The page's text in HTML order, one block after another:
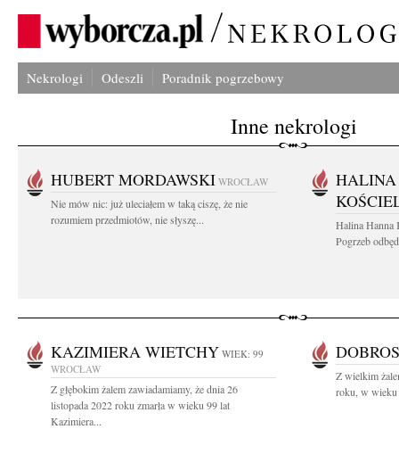
Nekrologi Odeszli Poradnik pogrzebowy
Inne nekrologi
HUBERT MORDAWSKI WROCŁAW
Nie mów nic: już uleciałem w taką ciszę, że nie
rozumiem przedmiotów, nie słyszę...
Halina Hanna
Pogrzeb
KAZIMIERA WIETCHY WIEK: 99
WROCŁAW
Z głębokim żalem zawiadamiamy, że dnia 26
listopada 2022 roku zmarła w wieku 99 lat
Kazimiera...
Z wielkim
roku, w wieku